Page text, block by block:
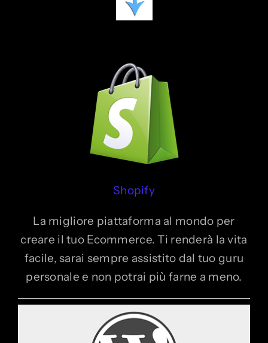
Shopify
La migliore piattaforma al mondo per
creare il tuo Ecommerce. Ti renderà la vita
facile, sarai sempre assistito dal tuo guru
personale e non potrai più farne a meno.